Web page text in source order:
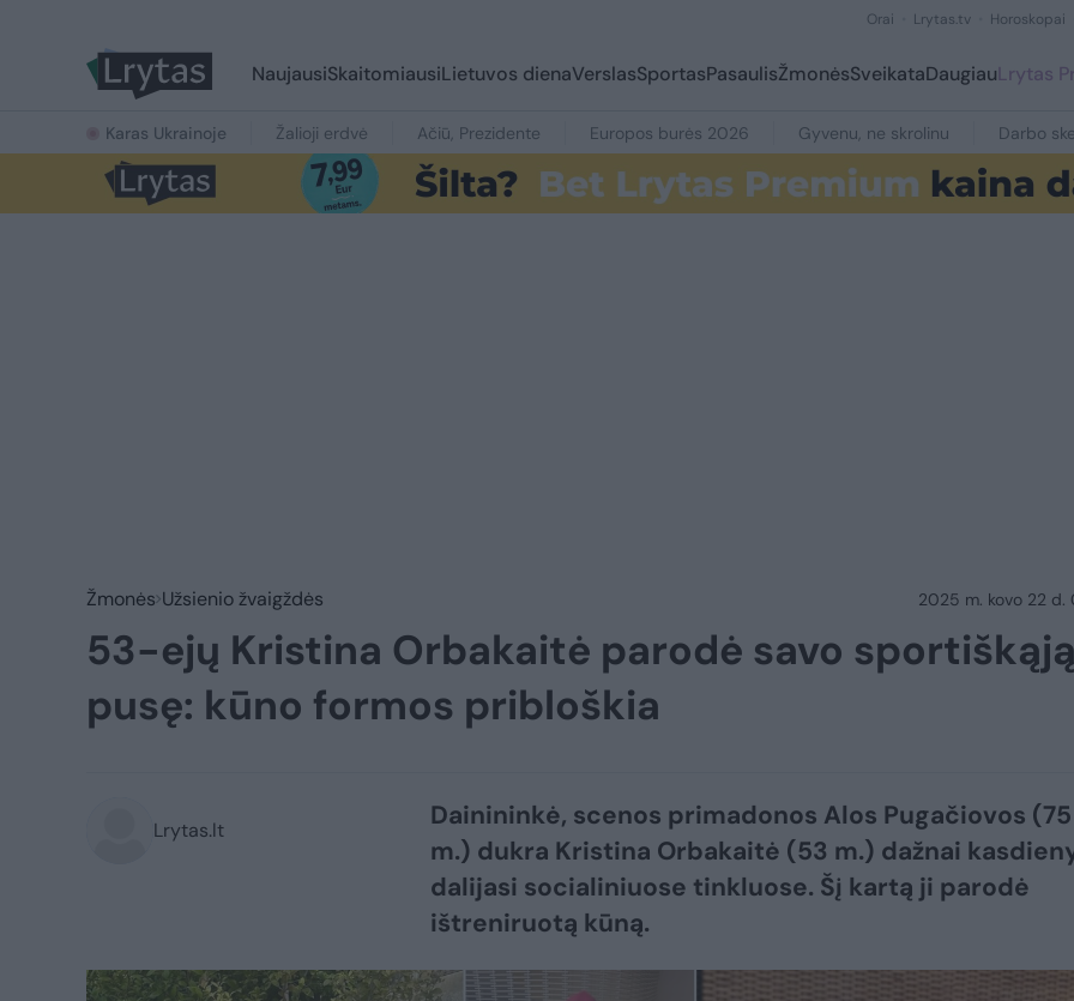
Orai Lrytas.tv Horoskopai
NaujausiSkaitomiausiLietuvos dienaVerslasSportasPasaulisŽmonėsSveikataDaugiauLrytas
Karas Ukrainoje Žalioji erdvė Ačiū, Prezidente Europos burės 2026 Gyvenu, ne skrolinu Darbo
Žmonės Užsienio žvaigždės 2025 m. kovo 22 d.
53-ejų Kristina Orbakaitė parodė savo sportiškąją
pusę: kūno formos pribloškia
Lrytas.lt
Dainininkė, scenos primadonos Alos Pugačiovos (75
m.) dukra Kristina Orbakaitė (53 m.) dažnai
dalijasi socialiniuose tinkluose. Šį kartą ji parodė
ištreniruotą kūną.